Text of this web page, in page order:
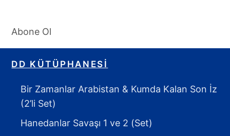
Abone Ol
DD KÜTÜPHANESI
Bir Zamanlar Arabistan & Kumda Kalan Son İz
(2’li Set)
Hanedanlar Savaşı 1 ve 2 (Set)